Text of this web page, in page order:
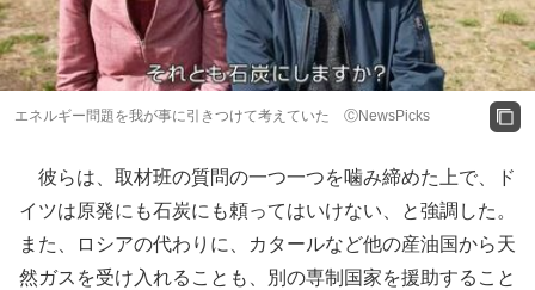
エネルギー問題を我が事に引きつけて考えていた ⒸNewsPicks
彼らは、取材班の質問の一つ一つを噛み締めた上で、ド
イツは原発にも石炭にも頼ってはいけない、と強調した。
また、ロシアの代わりに、カタールなど他の産油国から天
然ガスを受け入れることも、別の専制国家を援助すること